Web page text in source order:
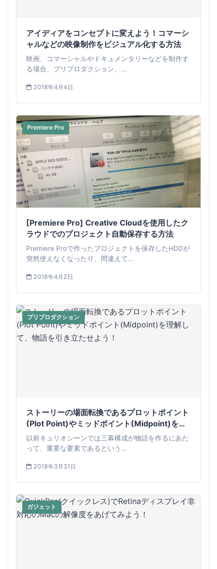
アイディアをコンセプトに変えよう！コマーシ
ャルなどの映像制作をビジュアル化する方法
映画、コマーシャルやドキュメンタリーなどを制作す
る場合、プリプロダクション、...
2018年4月4日
Premiere Pro
[Premiere Pro] Creative Cloudを使用したク
ラウドでのプロジェクト自動保存する方法
Premiere Proで作ったプロジェクトを保存したHDDが
突然使えなくなったり、間違えて...
2018年4月2日
プリプロダクション
ストーリーの場面転換であるプロットポイント
(Plot Point)やミッドポイント(Midpoint)を理
解して、物語を引き立たせよう！
以前キュリオシーンでは三幕構成が物語を作るにあた
って、重要な要素であるという...
2018年3月31日
ガジェット